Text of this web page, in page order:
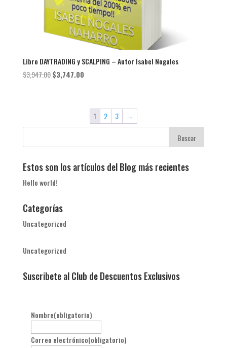
Libro DAYTRADING y SCALPING – Autor Isabel Nogales
$3,947.00 El
$3,747.00El
es:
$3,747.00.
1 2 3 →
Estos son los artículos del Blog más recientes
Hello world!
Categorías
Uncategorized
Uncategorized
Suscribete al Club de Descuentos Exclusivos
Nombre(obligatorio)
Correo electrónico(obligatorio)